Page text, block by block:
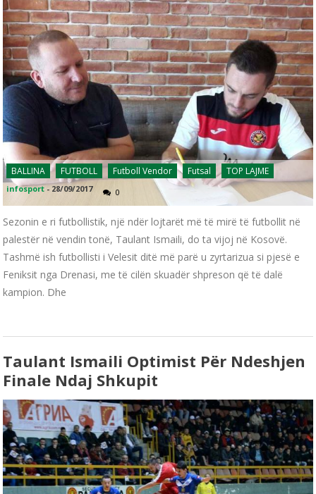
BALLINA FUTBOLL Futboll Vendor Futsal TOP LAJME
infosport - 28/09/2017 0
Sezonin e ri futbollistik, një ndër lojtarët më të mirë të futbollit në
palestër në vendin tonë, Taulant Ismaili, do ta vijoj në Kosovë.
Tashmë ish futbollisti i Velesit ditë më parë u zyrtarizua si pjesë e
Feniksit nga Drenasi, me të cilën skuadër shpreson që të dalë
kampion. Dhe
Taulant Ismaili Optimist Për Ndeshjen
Finale Ndaj Shkupit